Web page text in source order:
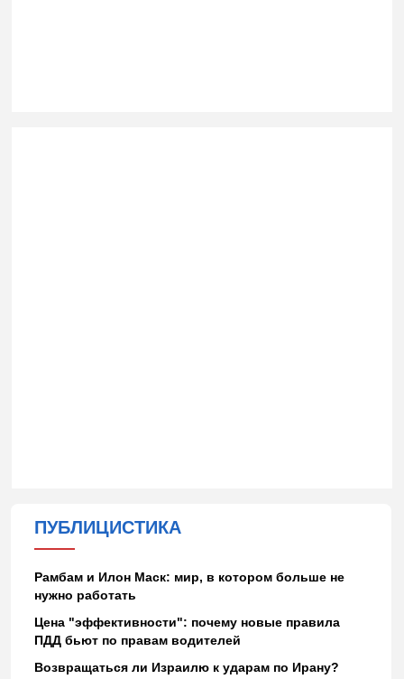
ПУБЛИЦИСТИКА
Рамбам и Илон Маск: мир, в котором больше не
нужно работать
Цена "эффективности": почему новые правила
ПДД бьют по правам водителей
Возвращаться ли Израилю к ударам по Ирану?